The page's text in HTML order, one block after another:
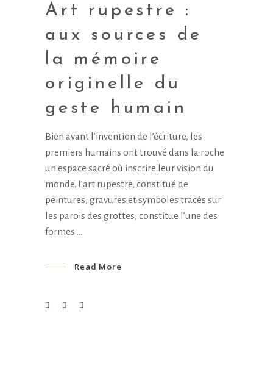
Art rupestre :
aux sources de
la mémoire
originelle du
geste humain
Bien avant l’invention de l’écriture, les
premiers humains ont trouvé dans la roche
un espace sacré où inscrire leur vision du
monde. L’art rupestre, constitué de
peintures, gravures et symboles tracés sur
les parois des grottes, constitue l’une des
formes
Read More